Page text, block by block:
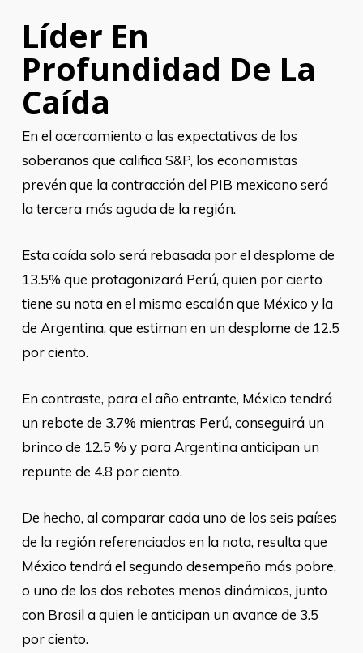
Líder En
Profundidad De La
Caída
En el acercamiento a las expectativas de los
soberanos que califica S&P, los economistas
prevén que la contracción del PIB mexicano será
la tercera más aguda de la región.
Esta caída solo será rebasada por el desplome de
13.5% que protagonizará Perú, quien por cierto
tiene su nota en el mismo escalón que México y la
de Argentina, que estiman en un desplome de 12.5
por ciento.
En contraste, para el año entrante, México tendrá
un rebote de 3.7% mientras Perú, conseguirá un
brinco de 12.5 % y para Argentina anticipan un
repunte de 4.8 por ciento.
De hecho, al comparar cada uno de los seis países
de la región referenciados en la nota, resulta que
México tendrá el segundo desempeño más pobre,
o uno de los dos rebotes menos dinámicos, junto
con Brasil a quien le anticipan un avance de 3.5
por ciento.